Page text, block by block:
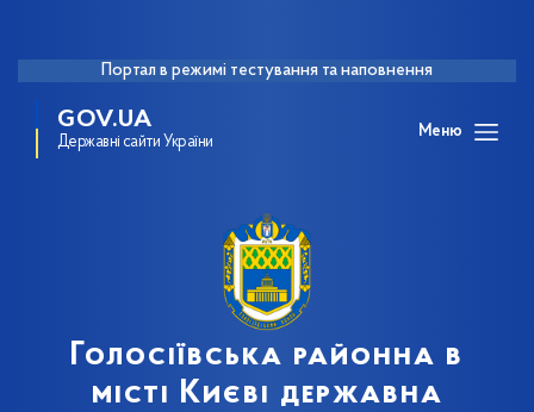
Портал в режимі тестування та наповнення
GOV.UA
Державні сайти України
Меню
Голосіївська районна в
місті Києві державна